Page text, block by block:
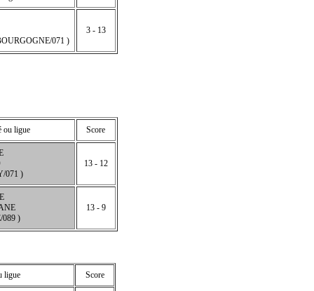
071 )
3 - 13
ou ligue Score
071 )
13 - 12
089 )
13 - 9
ligue Score